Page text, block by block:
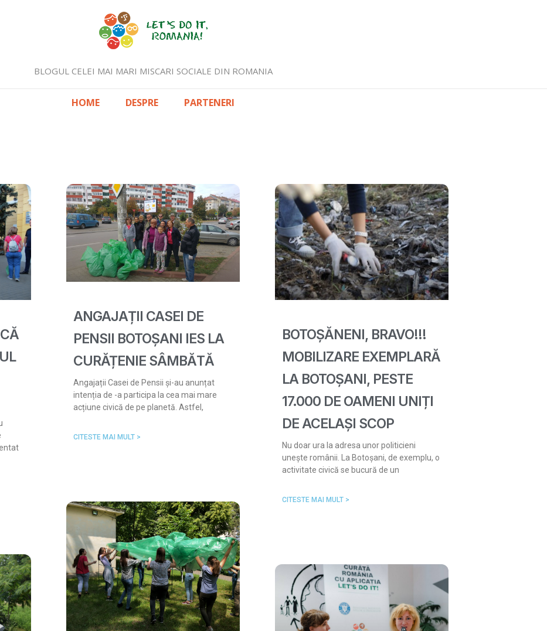
BLOGUL CELEI MAI MARI MISCARI SOCIALE DIN ROMANIA
HOME DESPRE PARTENERI
ANGAJAȚII CASEI DE
PENSII BOTOȘANI IES LA
CURĂȚENIE SÂMBĂTĂ
Angajații Casei de Pensii și-au anunțat
intenția de -a participa la cea mai mare
acțiune civică de pe planetă. Astfel,
CITESTE MAI MULT >
BOTOȘĂNENI, BRAVO!!!
MOBILIZARE EXEMPLARĂ
LA BOTOȘANI, PESTE
17.000 DE OAMENI UNIȚI
DE ACELAȘI SCOP
Nu doar ura la adresa unor politicieni
unește românii. La Botoșani, de exemplu, o
activitate civică se bucură de un
CITESTE MAI MULT >